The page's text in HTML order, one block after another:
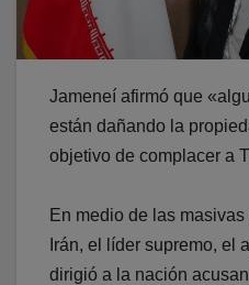
Jameneí afirmó que
están dañando la
objetivo de complacer a
En medio de las
Irán, el líder supremo, el
dirigió a la nación